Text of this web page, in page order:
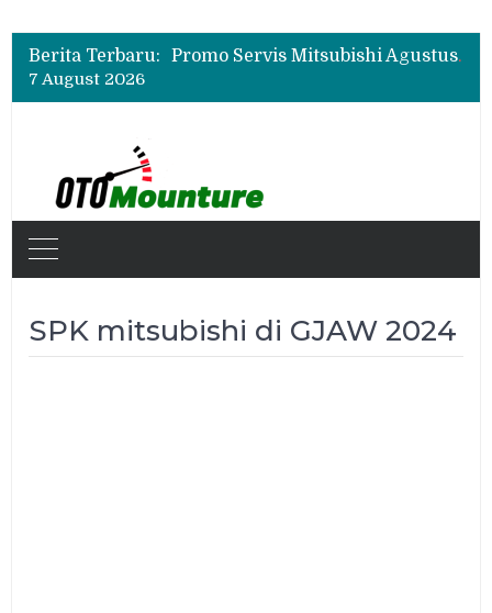
Berita Terbaru:
Bukan Cuma Layar 14,6 Inci, Ini Fitur Pintar Changan Nevo Q05 yang Dibanderol Rp309 Juta
Promo Servis Mitsubishi Agustus 2026, Ada Diskon ESP dan Bodi & Cat Kilau Merdeka
Bukan Cuma Layar 14,6 Inci, Ini Fitur Pintar Changan Nevo Q05 yang Dibanderol Rp309 Juta
7 August 2026
SPK mitsubishi di GJAW 2024